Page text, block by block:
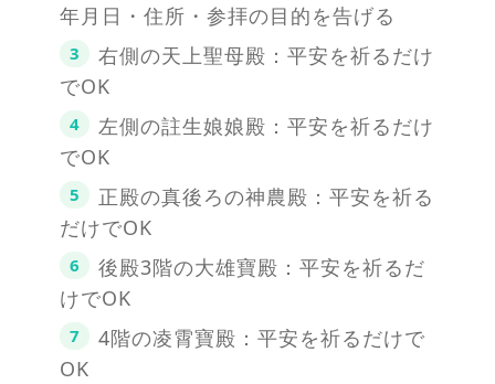
年月日・住所・参拝の目的を告げる
右側の天上聖母殿：平安を祈るだけ
でOK
左側の註生娘娘殿：平安を祈るだけ
でOK
正殿の真後ろの神農殿：平安を祈る
だけでOK
後殿3階の大雄寶殿：平安を祈るだ
けでOK
4階の凌霄寶殿：平安を祈るだけで
OK